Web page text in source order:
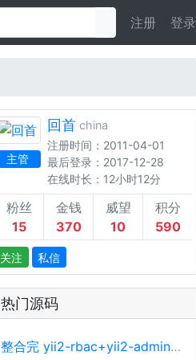
注册 登录
主管
回首 china
注册时间：2011-04-01
最后登录：2017-12-28
在线时长：12小时12分
粉丝
15
金钱
370
威望
10
积分
590
关注 私信
热门源码
整合完 yii2-rbac+yii2-admin+adminlte 等库的基础开发后台源码